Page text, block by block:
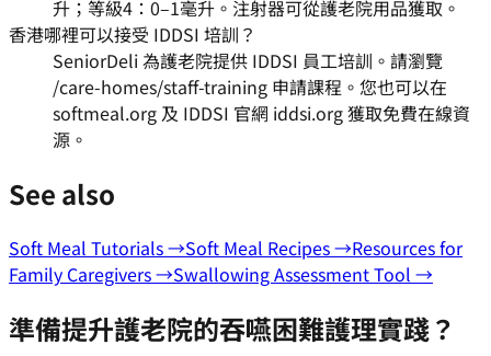
升；等級4：0–1毫升。注射器可從護老院用品獲取。
香港哪裡可以接受 IDDSI 培訓？
SeniorDeli 為護老院提供 IDDSI 員工培訓。請瀏覽
/care-homes/staff-training 申請課程。您也可以在
softmeal.org 及 IDDSI 官網 iddsi.org 獲取免費在線資
源。
See also
Soft Meal Tutorials →Soft Meal Recipes →Resources for
Family Caregivers →Swallowing Assessment Tool →
準備提升護老院的吞嚥困難護理實踐？